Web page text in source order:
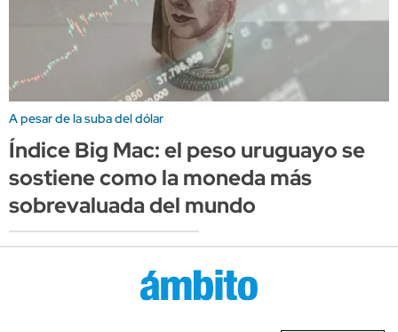
A pesar de la suba del dólar
Índice Big Mac: el peso uruguayo se
sostiene como la moneda más
sobrevaluada del mundo